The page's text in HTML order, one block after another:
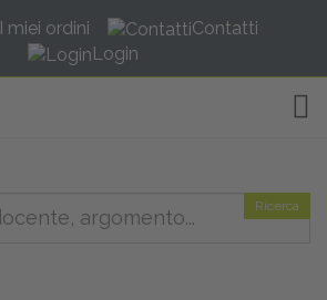
I miei ordini
Contatti
Login
Ricerca